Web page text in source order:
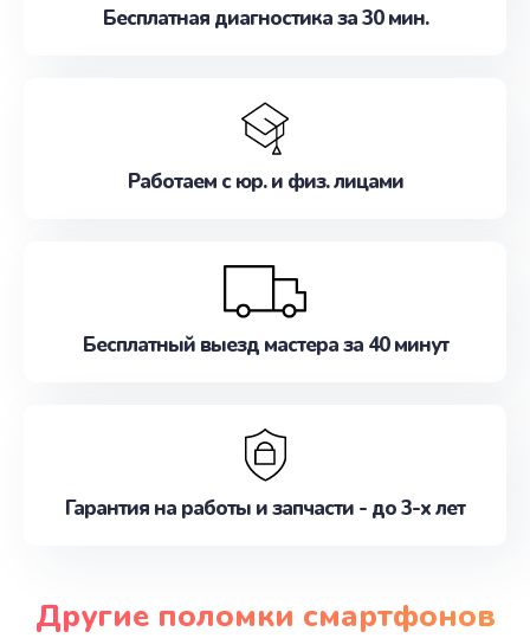
Бесплатная диагностика за 30 мин.
Работаем с юр. и физ. лицами
Бесплатный выезд мастера за 40 минут
Гарантия на работы и запчасти - до 3-х лет
Другие поломки смартфонов